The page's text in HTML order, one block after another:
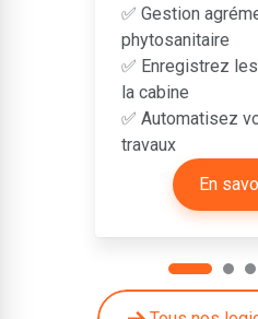
✅ Gestion
phytosanitaire
✅ Enregistrez
la cabine
✅ Automatisez
travaux
En